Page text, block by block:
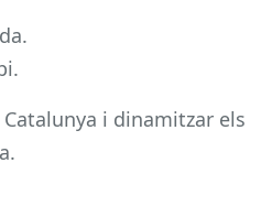
i dinamitzar els